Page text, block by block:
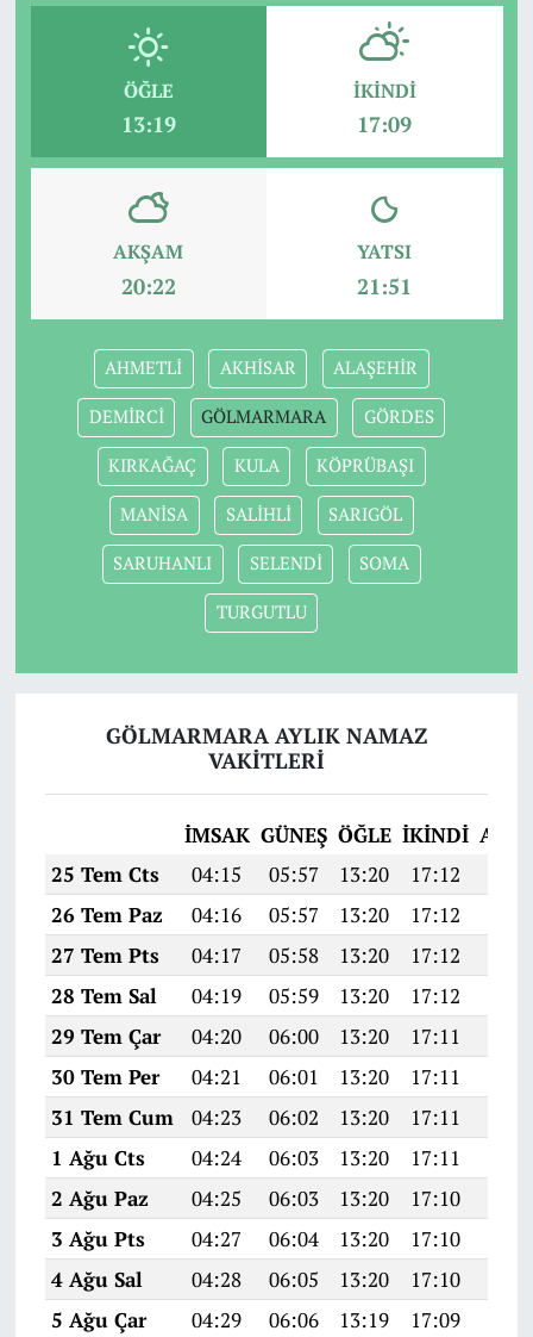
ÖĞLE
13:19
İKINDI
17:09
AKŞAM
20:22
YATSI
21:51
AHMETLİ AKHİSAR ALAŞEHİR
DEMİRCİ GÖLMARMARA GÖRDES
KIRKAĞAÇ KULA KÖPRÜBAŞI
MANİSA SALİHLİ SARIGÖL
SARUHANLI SELENDİ SOMA
TURGUTLU
GÖLMARMARA AYLIK NAMAZ
VAKITLERI
İMSAK GÜNEŞ ÖĞLE İKINDI
25 Tem Cts
04:15 05:57 13:20 17:12
26 Tem Paz
04:16 05:57 13:20 17:12
27 Tem Pts
04:17 05:58 13:20 17:12
28 Tem Sal
04:19 05:59 13:20 17:12
29 Tem Çar
04:20 06:00 13:20 17:11
30 Tem Per
04:21 06:01 13:20 17:11
31 Tem Cum
04:23 06:02 13:20 17:11
1 Ağu Cts
04:24 06:03 13:20 17:11
2 Ağu Paz
04:25 06:03 13:20 17:10
3 Ağu Pts
04:27 06:04 13:20 17:10
4 Ağu Sal
04:28 06:05 13:20 17:10
5 Ağu Çar
04:29 06:06 13:19 17:09